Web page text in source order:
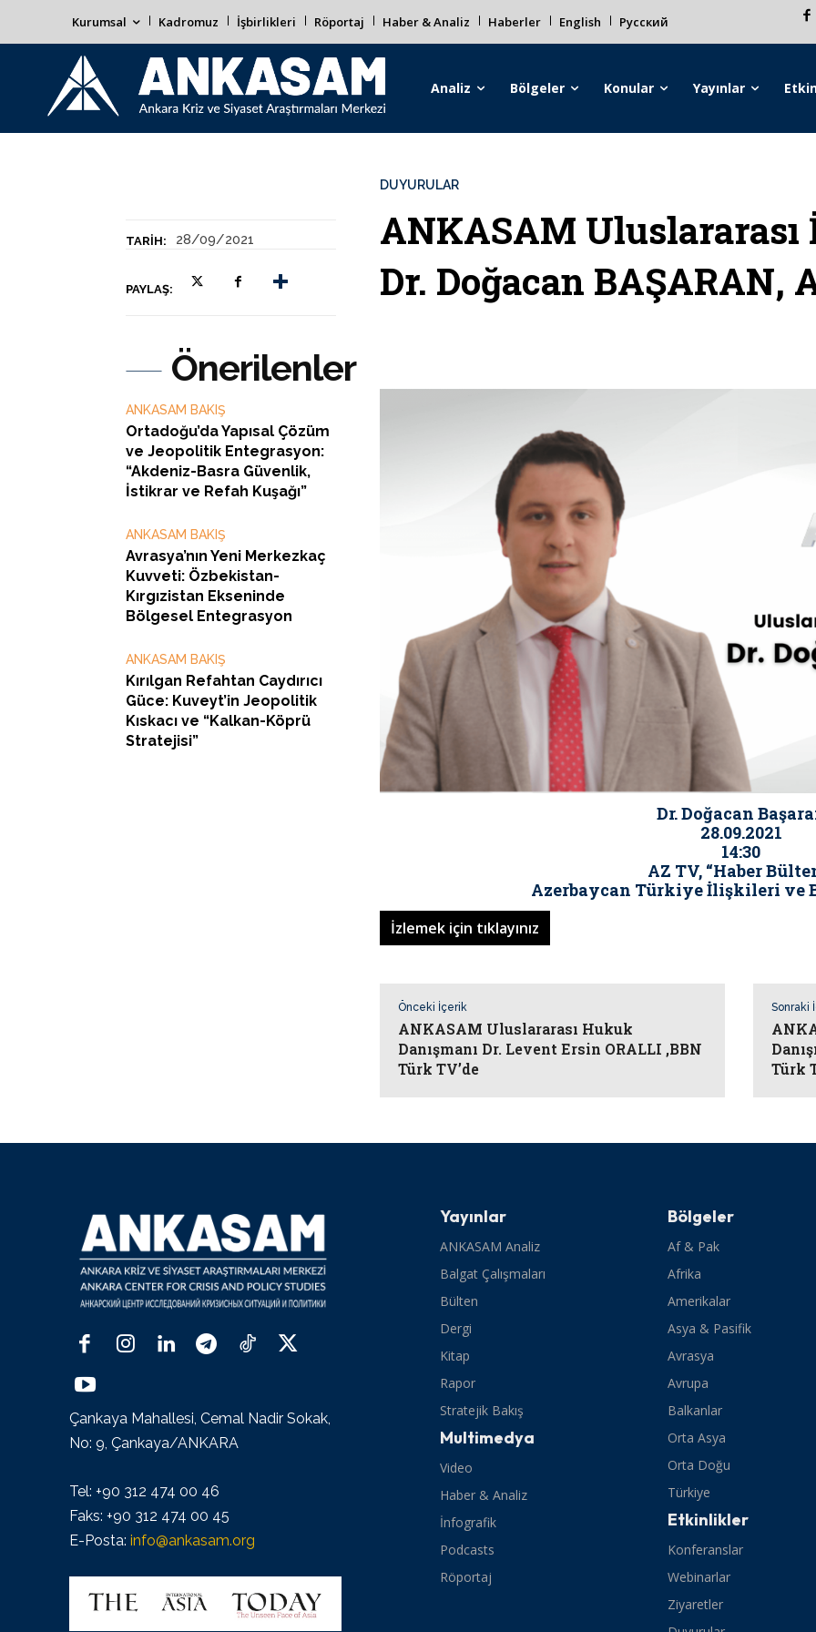
Kurumsal Kadromuz İşbirlikleri Röportaj Haber & Analiz Haberler English Русский
Analiz Bölgeler Konular Yayınlar
TARIH: 28/09/2021
PAYLAŞ:
DUYURULAR
ANKASAM
Dr. Doğacan BAŞARAN,
Önerilenler
ANKASAM BAKIŞ
Ortadoğu’da Yapısal Çözüm
ve Jeopolitik Entegrasyon:
“Akdeniz-Basra Güvenlik,
İstikrar ve Refah Kuşağı”
ANKASAM BAKIŞ
Avrasya’nın Yeni Merkezkaç
Kuvveti: Özbekistan-
Kırgızistan Ekseninde
Bölgesel Entegrasyon
ANKASAM BAKIŞ
Kırılgan Refahtan Caydırıcı
Güce: Kuveyt’in Jeopolitik
Kıskacı ve “Kalkan-Köprü
Stratejisi”
Dr. Doğacan
28.09.2021
14:30
AZ TV, “Haber
Azerbaycan Türkiye İlişkileri ve
İzlemek için tıklayınız
Önceki İçerik
ANKASAM Uluslararası Hukuk
Danışmanı Dr. Levent Ersin ORALLI ,BBN
Türk TV’de
Sonraki
Türk
Çankaya Mahallesi, Cemal Nadir Sokak,
No: 9, Çankaya/ANKARA
Tel: +90 312 474 00 46
Faks: +90 312 474 00 45
E-Posta: info@ankasam.org
Yayınlar
ANKASAM Analiz
Balgat Çalışmaları
Bülten
Dergi
Kitap
Rapor
Stratejik Bakış
Multimedya
Video
Haber & Analiz
İnfografik
Podcasts
Röportaj
Bölgeler
Af & Pak
Afrika
Amerikalar
Asya & Pasifik
Avrasya
Avrupa
Balkanlar
Orta Asya
Orta Doğu
Türkiye
Etkinlikler
Konferanslar
Webinarlar
Ziyaretler